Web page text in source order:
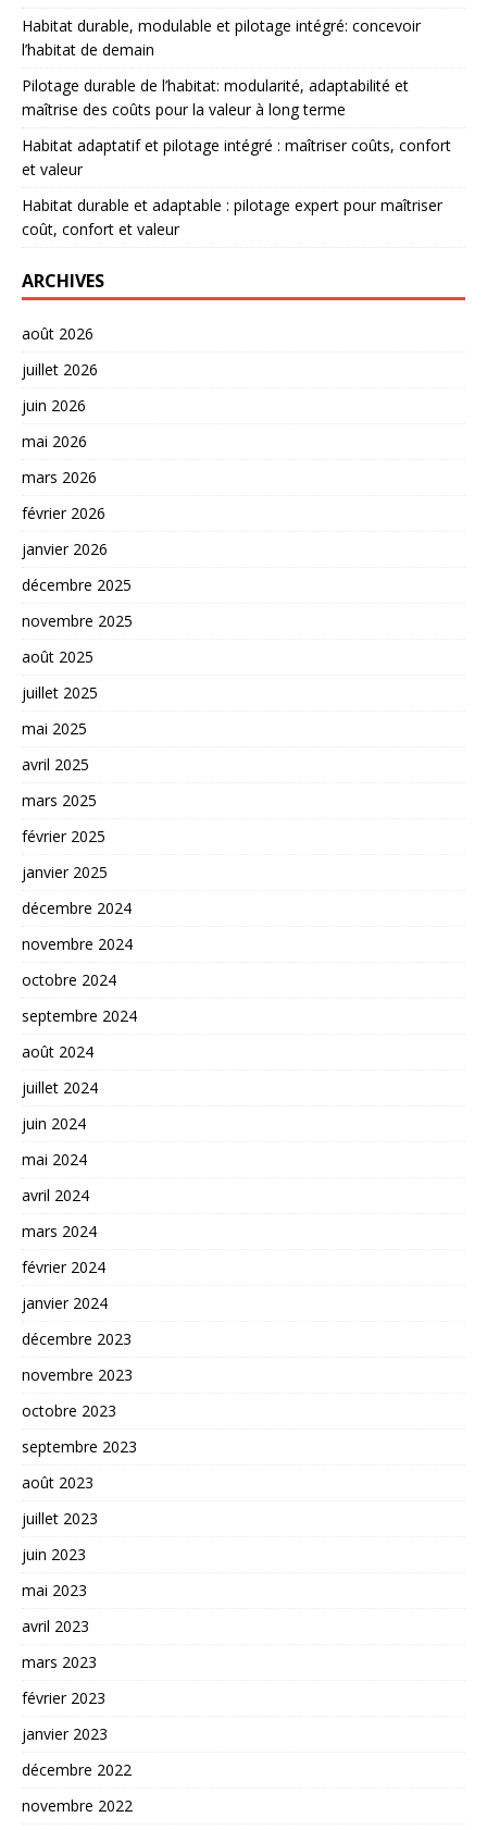
Habitat durable, modulable et pilotage intégré: concevoir
l’habitat de demain
Pilotage durable de l’habitat: modularité, adaptabilité et
maîtrise des coûts pour la valeur à long terme
Habitat adaptatif et pilotage intégré : maîtriser coûts, confort
et valeur
Habitat durable et adaptable : pilotage expert pour maîtriser
coût, confort et valeur
ARCHIVES
août 2026
juillet 2026
juin 2026
mai 2026
mars 2026
février 2026
janvier 2026
décembre 2025
novembre 2025
août 2025
juillet 2025
mai 2025
avril 2025
mars 2025
février 2025
janvier 2025
décembre 2024
novembre 2024
octobre 2024
septembre 2024
août 2024
juillet 2024
juin 2024
mai 2024
avril 2024
mars 2024
février 2024
janvier 2024
décembre 2023
novembre 2023
octobre 2023
septembre 2023
août 2023
juillet 2023
juin 2023
mai 2023
avril 2023
mars 2023
février 2023
janvier 2023
décembre 2022
novembre 2022